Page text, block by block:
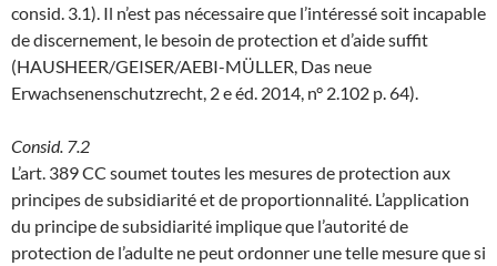
consid. 3.1). Il n’est pas nécessaire que l’intéressé soit incapable
de discernement, le besoin de protection et d’aide suffit
(HAUSHEER/GEISER/AEBI-MÜLLER, Das neue
Erwachsenenschutzrecht, 2 e éd. 2014, n° 2.102 p. 64).
Consid. 7.2
L’art. 389 CC soumet toutes les mesures de protection aux
principes de subsidiarité et de proportionnalité. L’application
du principe de subsidiarité implique que l’autorité de
protection de l’adulte ne peut ordonner une telle mesure que si